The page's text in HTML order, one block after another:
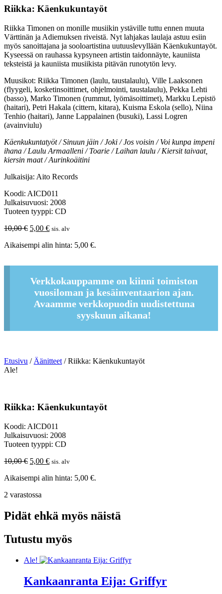
Riikka: Käenkukuntayöt
Riikka Timonen on monille musiikin ystäville tuttu ennen muuta
Värttinän ja Adiemuksen riveistä. Nyt lahjakas laulaja astuu esiin
myös sanoittajana ja sooloartistina uutuuslevyllään Käenkukuntayöt.
Kyseessä on rauhassa kypsyneen artistin taidonnäyte, kauniista
teksteistä ja kauniista musiikista pitävän runotytön levy.
Muusikot: Riikka Timonen (laulu, taustalaulu), Ville Laaksonen
(flyygeli, kosketinsoittimet, ohjelmointi, taustalaulu), Pekka Lehti
(basso), Marko Timonen (rummut, lyömäsoittimet), Markku Lepistö
(haitari), Petri Hakala (cittern, kitara), Kuisma Eskola (sello), Niina
Tenhio (haitari), Janne Lappalainen (busuki), Lassi Logren
(avainviulu)
Käenkukuntatyöt / Sinuun jäin / Joki / Jos voisin / Voi kunpa impeni
ihana / Laulu Armaalleni / Toarie / Laihan laulu / Kiersit taivaat,
kiersin maat / Aurinkoäitini
Julkaisija: Aito Records
Koodi: AICD011
Julkaisuvuosi: 2008
Tuoteen tyyppi: CD
10,00€ Alkuperäinen
oli:
5,00 €Nykyinen
on:
sis. alv
Aikaisempi alin hinta: 5,00 €.
Verkkokauppamme on kiinni toimiston
vuosiloman ja kesäinventaarion ajan.
Avaamme verkkopuodin uudistettuna
syyskuun aikana!
Etusivu /Äänitteet/ Riikka: Käenkukuntayöt
Ale!
Riikka: Käenkukuntayöt
Koodi: AICD011
Julkaisuvuosi: 2008
Tuoteen tyyppi: CD
10,00€ Alkuperäinen
oli:
5,00 €Nykyinen
on:
sis. alv
Aikaisempi alin hinta: 5,00 €.
2 varastossa
Pidät ehkä myös näistä
Tutustu myös
Ale!
Kankaanranta Eija: Griffyr